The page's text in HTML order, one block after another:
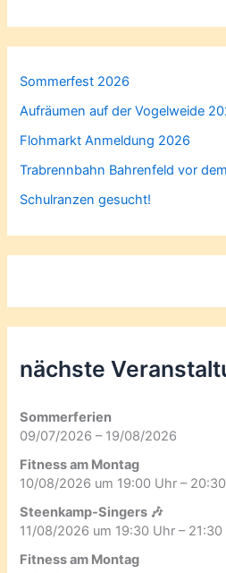
Sommerfest 2026
Aufräumen auf der Vogelweide
Flohmarkt Anmeldung 2026
Trabrennbahn Bahrenfeld vor
Schulranzen gesucht!
nächste
Sommerferien
09/07/2026 – 19/08/2026
Fitness am Montag
10/08/2026 um 19:00 Uhr – 20:30
Steenkamp-Singers 🎶
11/08/2026 um 19:30 Uhr – 21:30
Fitness am Montag